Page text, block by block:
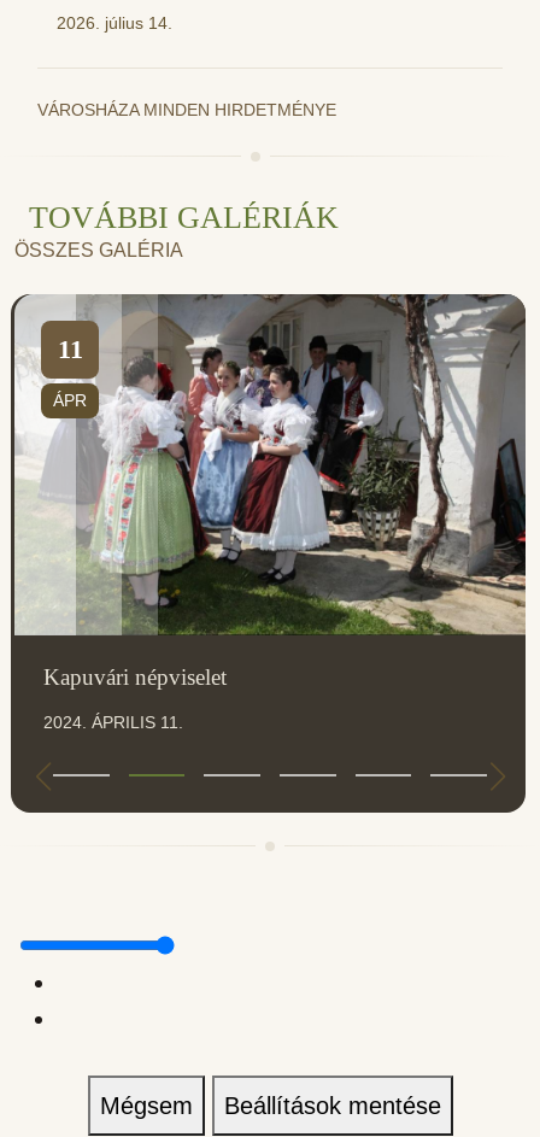
2026. július 14.
VÁROSHÁZA MINDEN HIRDETMÉNYE
TOVÁBBI GALÉRIÁK
ÖSSZES GALÉRIA
11
ÁPR
Kapuvári népviselet
2024. ÁPRILIS 11.
Mégsem Beállítások mentése